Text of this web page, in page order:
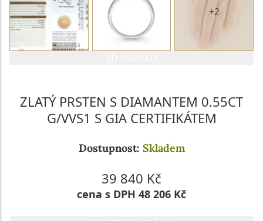
+2
ZLATÝ PRSTEN S DIAMANTEM 0.55CT
G/VVS1 S GIA CERTIFIKÁTEM
Dostupnost: Skladem
39 840 Kč
cena s DPH 48 206 Kč